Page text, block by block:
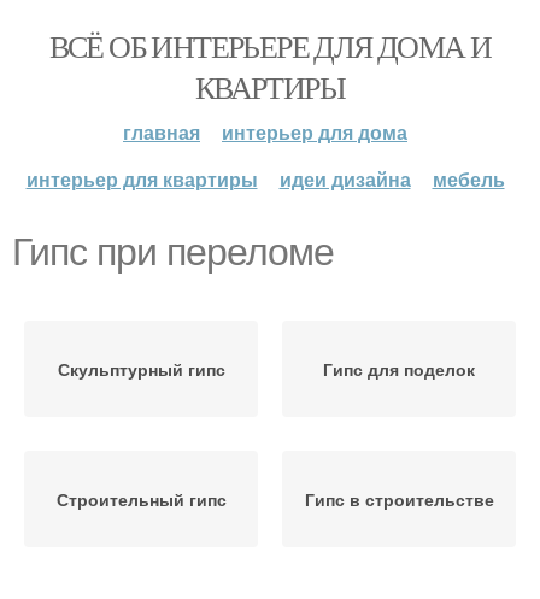
ВСЁ ОБ ИНТЕРЬЕРЕ ДЛЯ ДОМА И
КВАРТИРЫ
главная
интерьер для дома
интерьер для квартиры
идеи дизайна мебель
Гипс при переломе
Скульптурный гипс Гипс для поделок
Строительный гипс Гипс в строительстве